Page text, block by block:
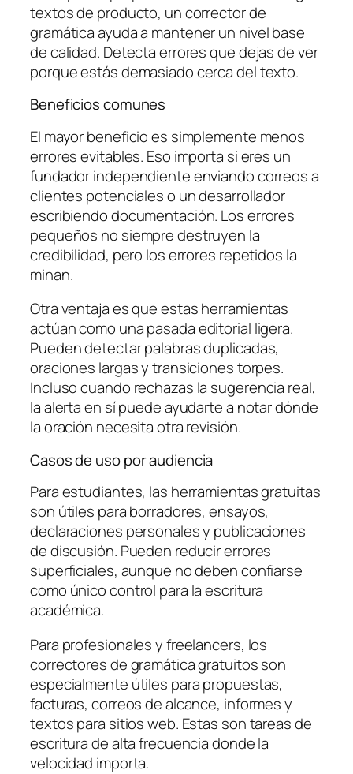
textos de producto, un corrector de
gramática ayuda a mantener un nivel base
de calidad. Detecta errores que dejas de ver
porque estás demasiado cerca del texto.
Beneficios comunes
El mayor beneficio es simplemente menos
errores evitables. Eso importa si eres un
fundador independiente enviando correos a
clientes potenciales o un desarrollador
escribiendo documentación. Los errores
pequeños no siempre destruyen la
credibilidad, pero los errores repetidos la
minan.
Otra ventaja es que estas herramientas
actúan como una pasada editorial ligera.
Pueden detectar palabras duplicadas,
oraciones largas y transiciones torpes.
Incluso cuando rechazas la sugerencia real,
la alerta en sí puede ayudarte a notar dónde
la oración necesita otra revisión.
Casos de uso por audiencia
Para estudiantes, las herramientas gratuitas
son útiles para borradores, ensayos,
declaraciones personales y publicaciones
de discusión. Pueden reducir errores
superficiales, aunque no deben confiarse
como único control para la escritura
académica.
Para profesionales y freelancers, los
correctores de gramática gratuitos son
especialmente útiles para propuestas,
facturas, correos de alcance, informes y
textos para sitios web. Estas son tareas de
escritura de alta frecuencia donde la
velocidad importa.